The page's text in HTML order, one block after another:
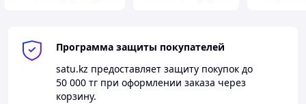
Программа защиты покупателей
satu.kz предоставляет защиту покупок до
50 000 тг при оформлении заказа через
корзину.